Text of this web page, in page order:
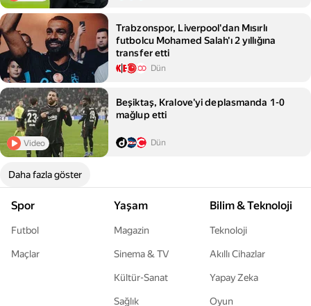
Trabzonspor, Liverpool'dan Mısırlı
futbolcu Mohamed Salah'ı 2 yıllığına
transfer etti
Dün
Video
Beşiktaş, Kralove'yi deplasmanda 1-0
mağlup etti
Dün
Daha fazla göster
Spor
Futbol
Maçlar
Yaşam
Magazin
Sinema & TV
Kültür-Sanat
Sağlık
Bilim & Teknoloji
Teknoloji
Akıllı Cihazlar
Yapay Zeka
Oyun